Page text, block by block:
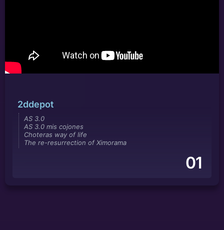
2ddepot
AS 3.0
AS 3.0 mis cojones
Choteras way of life
The re-resurrection of Ximorama
01